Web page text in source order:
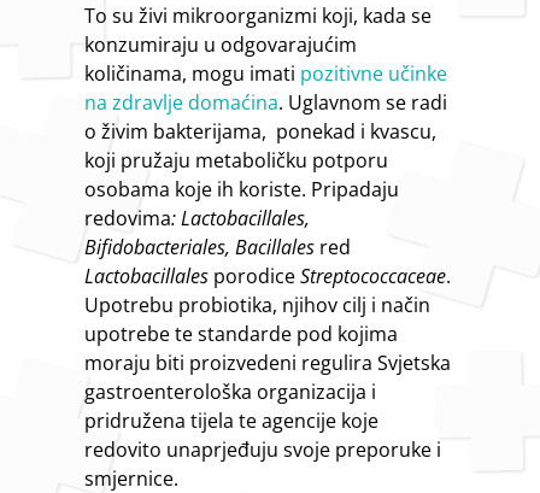
To su živi mikroorganizmi koji, kada se
konzumiraju u odgovarajućim
količinama, mogu imati pozitivne učinke
na zdravlje domaćina. Uglavnom se radi
o živim bakterijama, ponekad i kvascu,
koji pružaju metaboličku potporu
osobama koje ih koriste. Pripadaju
redovima: Lactobacillales,
Bifidobacteriales, Bacillales red
Lactobacillales porodiceStreptococcaceae.
Upotrebu probiotika, njihov cilj i način
upotrebe te standarde pod kojima
moraju biti proizvedeni regulira Svjetska
gastroenterološka organizacija i
pridružena tijela te agencije koje
redovito unaprjeđuju svoje preporuke i
smjernice.